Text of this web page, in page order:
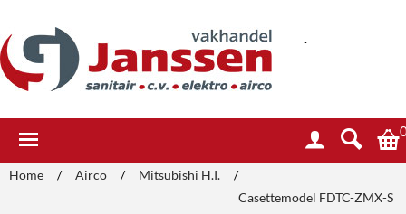
.
Home / Airco / Mitsubishi H.I.
/
Casettemodel FDTC-ZMX-S